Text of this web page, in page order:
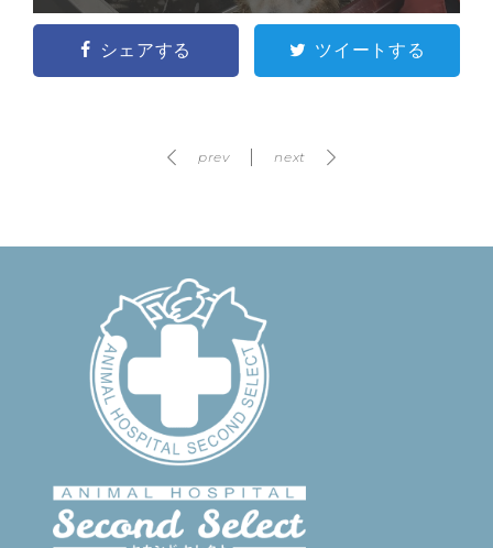
シェアする ツイートする
prev next